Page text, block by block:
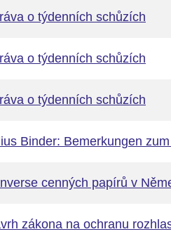
o týdenních schůzích
o týdenních schůzích
o týdenních schůzích
Binder: Bemerkungen
cenných papírů v
zákona na ochranu